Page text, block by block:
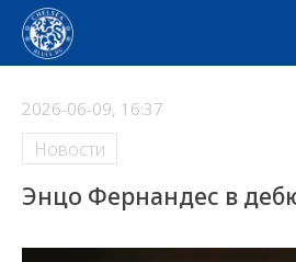
2026-06-09, 16:37
Новости
Энцо Фернандес в